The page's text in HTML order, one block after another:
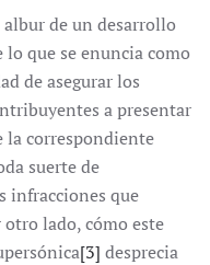
de un desarrollo
que se enuncia como
de asegurar los
a presentar
la correspondiente
suerte de
infracciones que
otro lado, cómo este
[3] desprecia